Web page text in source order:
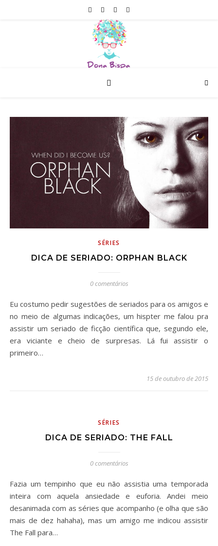
SÉRIES
DICA DE SERIADO: ORPHAN BLACK
0 comentários
Eu costumo pedir sugestões de seriados para os amigos e
no meio de algumas indicações, um hispter me falou pra
assistir um seriado de ficção científica que, segundo ele,
era viciante e cheio de surpresas. Lá fui assistir o
primeiro…
15 de outubro de 2015
SÉRIES
DICA DE SERIADO: THE FALL
0 comentários
Fazia um tempinho que eu não assistia uma temporada
inteira com aquela ansiedade e euforia. Andei meio
desanimada com as séries que acompanho (e olha que são
mais de dez hahaha), mas um amigo me indicou assistir
The Fall para…